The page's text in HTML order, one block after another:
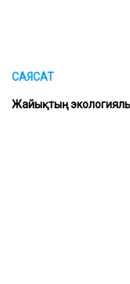
САЯСАТ
Жайықтың